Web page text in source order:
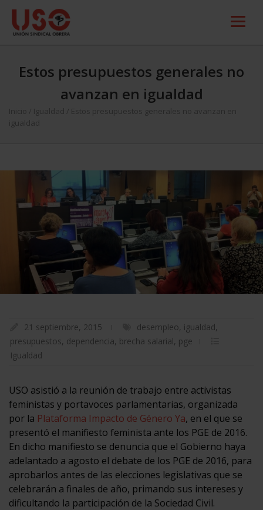
Estos presupuestos generales no
avanzan en igualdad
Inicio Igualdad
Estos presupuestos generales no avanzan en
igualdad
21 septiembre, 2015 desempleo, igualdad,
presupuestos, dependencia, brecha salarial, pge
Igualdad
USO asistió a la reunión de trabajo entre activistas
feministas y portavoces parlamentarias, organizada
por la Plataforma Impacto de Género Ya, en el que se
presentó el manifiesto feminista ante los PGE de 2016.
En dicho manifiesto se denuncia que el Gobierno haya
adelantado a agosto el debate de los PGE de 2016, para
aprobarlos antes de las elecciones legislativas que se
celebrarán a finales de año, primando sus intereses y
dificultando la participación de la Sociedad Civil.